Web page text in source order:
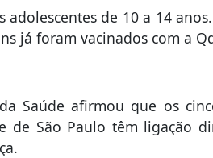
de 10 a 14
já foram vacinados com a
Saúde afirmou que os
de São Paulo têm ligação